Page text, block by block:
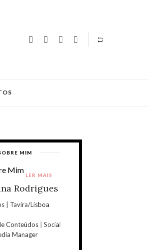
MIM
Rodrigues
| Tavira/Lisboa
Conteúdos | Social
Manager
LER MAIS